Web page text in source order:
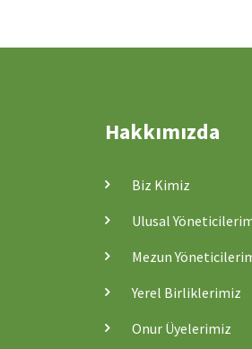
Hakkımızda
Biz Kimiz
Ulusal
Mezun
Yerel Birliklerimiz
Onur Üyelerimiz